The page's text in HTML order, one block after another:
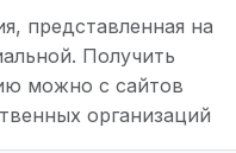
представленная на
Получить
можно с сайтов
организаций